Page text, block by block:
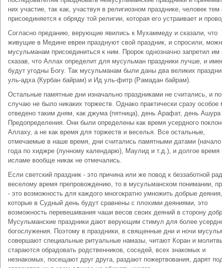
них участие, так как, участвуя в религиозном празднике, человек
присоединяется к обряду той религии, которая его устраивает и
Согласно преданию, верующие явились к Мухаммеду и сказали, что
живущие в Медине евреи празднуют свой праздник, и спросили,
мусульманам присоединиться к ним. Пророк однозначно запретил им
сказав, что Аллах определит для мусульман праздники лучше, и
будут угодны Богу. Так мусульманам были даны два великих
уль-адха (Курбан байрам) и Ид уль-фитр (Рамадан байрам).
Остальные памятные дни изначально праздниками не считались, и
случаю не было никаких торжеств. Однако практически сразу особое
отведено таким дням, как джума (пятница), день Арафат, день Ашура
Предопределения. Они были определены как время усердного
Аллаху, а не как время для торжеств и веселья. Все остальные,
отмечаемые в наше время, дни считались памятными датами (начало
года по хиджре (лунному календарю), Маулид и т.д.), и долгое время
исламе вообще никак не отмечались.
Если светский праздник - это причина или же повод к беззаботной
веселому время препровождению, то в мусульманском понимании,
- это возможность для каждого многократно умножить добрые деяния,
которые в Судный день будут сравнены с плохими деяниями, это
возможность перевешивания чаши весов своих деяний в сторону
Мусульманские праздники дают верующим стимул для более
богослужения. Поэтому в праздники, в священные дни и ночи
совершают специальные ритуальные намазы, читают Коран и
стараются обрадовать родственников, соседей, всех знакомых и
незнакомых, посещают друг друга, раздают пожертвования, дарят